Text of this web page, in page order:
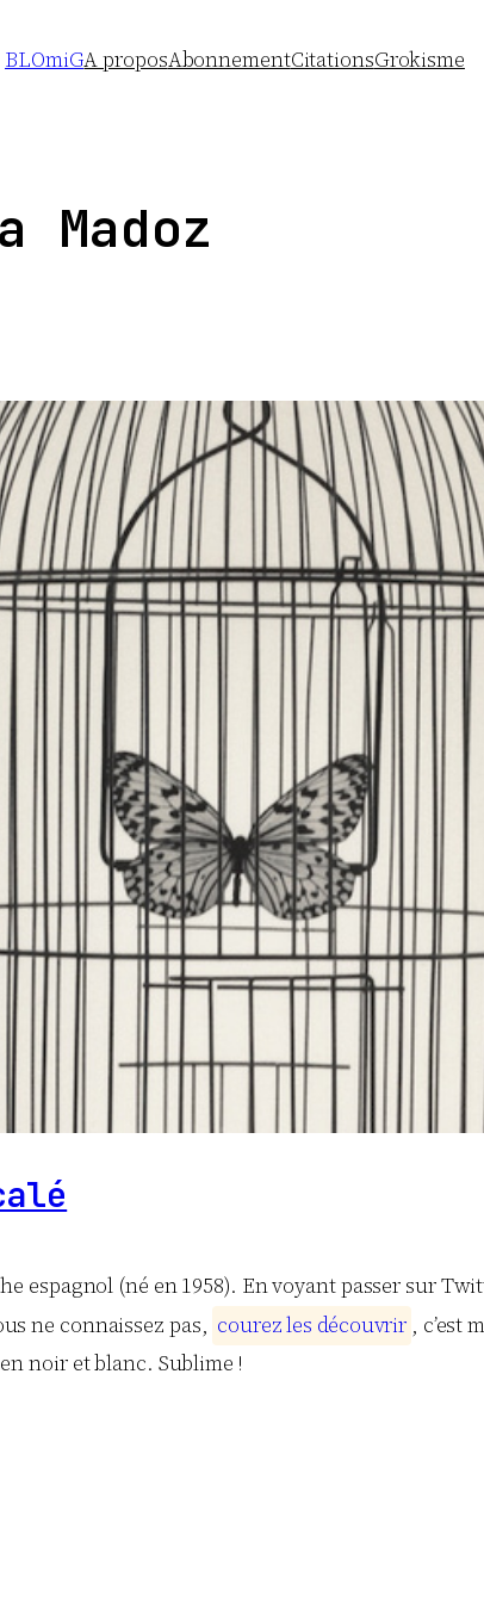
BLOmiGA proposAbonnementCitationsGrokisme
Madoz
espagnol (né en 1958). En voyant passer sur
ne connaissez pas, courezles découvrir , c’est
noir et blanc. Sublime !